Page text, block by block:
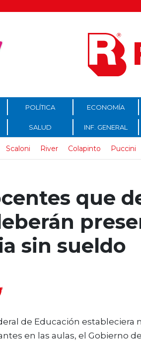
POLÍTICA ECONOMÍA
SALUD INF. GENERAL
Scaloni River Colapinto Puccini
que
sin sueldo
de Educación estableciera
en las aulas, el Gobierno